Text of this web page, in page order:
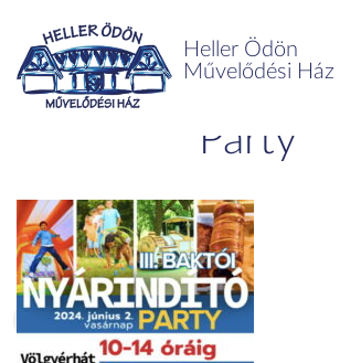
Heller Ödön
Művelődési Ház
III. Baktói
Party